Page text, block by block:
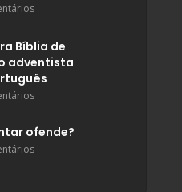
Bíblia de
adventista
ofende?